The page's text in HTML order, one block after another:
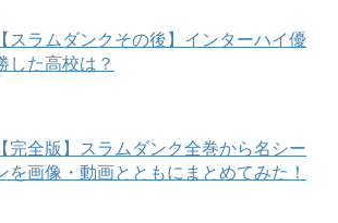
【スラムダンクその後】インターハイ優
した高校は？
【完全版】スラムダンク全巻から名シー
を画像・動画とともにまとめてみた！